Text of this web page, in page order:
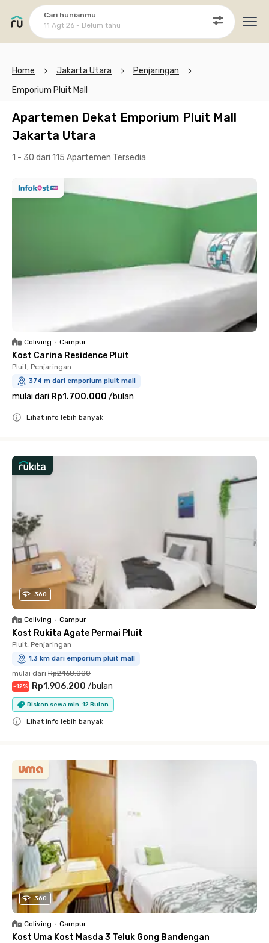
Cari hunianmu
11 Agt 26 - Belum tahu
Home Jakarta Utara
Penjaringan
Emporium Pluit Mall
Apartemen Dekat Emporium Pluit Mall
Jakarta Utara
1 - 30 dari 115 Apartemen Tersedia
Coliving • Campur
Kost Carina Residence Pluit
Pluit, Penjaringan
374 m dari emporium pluit mall
mulai dari Rp1.700.000 /bulan
Lihat info lebih banyak
360
Coliving • Campur
Kost Rukita Agate Permai Pluit
Pluit, Penjaringan
1.3 km dari emporium pluit mall
mulai dari Rp2.168.000
-12% Rp1.906.200 /bulan
Diskon sewa min. 12 Bulan
Lihat info lebih banyak
360
Coliving • Campur
Kost Uma Kost Masda 3 Teluk Gong Bandengan